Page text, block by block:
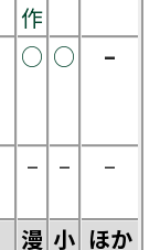
作
○ ○ –
– – –
漫 小 ほか